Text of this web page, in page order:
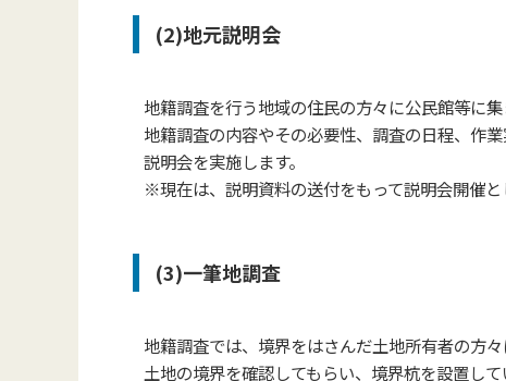
(2)地元説明会
地籍調査を行う地域の住民の方々に公民館等に集
地籍調査の内容やその必要性、調査の日程、作業
説明会を実施します。
※現在は、説明資料の送付をもって説明会開催と
(3)一筆地調査
地籍調査では、境界をはさんだ土地所有者の方
土地の境界を確認してもらい、 境界杭を設置して